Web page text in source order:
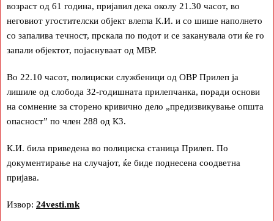
возраст од 61 година, пријавил дека околу 21.30 часот, во
неговиот угостителски објект влегла К.И. и со шише наполнето
со запалива течност, прскала по подот и се заканувала оти ќе го
запали објектот, појаснуваат од МВР.
Во 22.10 часот, полициски службеници од ОВР Прилеп ја
лишиле од слобода 32-годишната прилепчанка, поради основи
на сомнение за сторено кривично дело „предизвикување општа
опасност” по член 288 од КЗ.
К.И. била приведена во полициска станица Прилеп. По
документирање на случајот, ќе биде поднесена соодветна
пријава.
Извор: 24vesti.mk